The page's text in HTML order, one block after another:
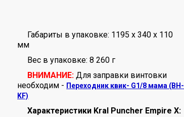
Габариты в упаковке: 1195 x 340 x 110
мм
Вес в упаковке: 8 260 г
ВНИМАНИЕ:Для заправки винтовки
необходим - Переходник квик- G1/8 мама (BH-
KF)
Характеристики Kral Puncher Empire X: